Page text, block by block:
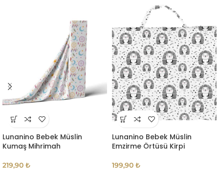
Lunanino Bebek Müslin
Kumaş Mihrimah
219,90 ₺
Lunanino Bebek Müslin
Emzirme Örtüsü Kirpi
199,90 ₺